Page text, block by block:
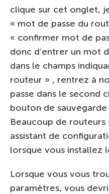
clique sur cet onglet,
« mot de passe du
« confirmer mot de
donc d’entrer un mot
dans le champs
routeur » , rentrez à
passe dans le second
bouton de
Beaucoup de
assistant de
lorsque vous installez
Lorsque vous vous
paramètres, vous